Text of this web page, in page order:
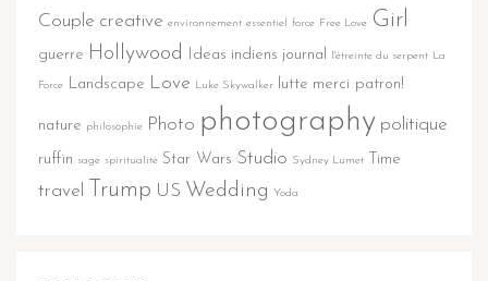
Couple creative environnement essentiel force Free Love Girl
guerre Hollywood Ideas indiens journal l'étreinte du serpent La
Force Landscape Love Luke Skywalker lutte merci patron!
nature philosophie Photo photography politique
ruffin sage spiritualité Star Wars Studio Sydney Lumet Time
travel Trump US Wedding Yoda